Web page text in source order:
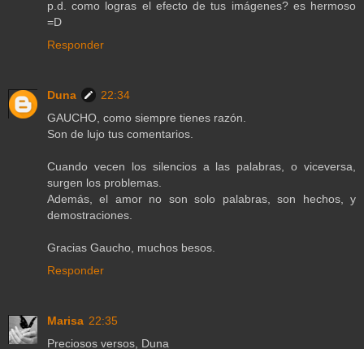
p.d. como logras el efecto de tus imágenes? es hermoso
=D
Responder
Duna
22:34
GAUCHO, como siempre tienes razón.
Son de lujo tus comentarios.
Cuando vecen los silencios a las palabras, o viceversa,
surgen los problemas.
Además, el amor no son solo palabras, son hechos, y
demostraciones.
Gracias Gaucho, muchos besos.
Responder
Marisa 22:35
Preciosos versos, Duna